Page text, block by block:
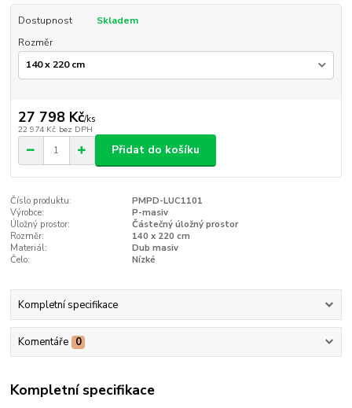
Dostupnost
Skladem
Rozměr
27 798 Kč/ks
22 974 Kč bez DPH
Přidat do košíku
Číslo produktu:
PMPD-LUC1101
Výrobce:
P-masiv
Úložný prostor:
Částečný úložný prostor
Rozměr:
140 x 220 cm
Materiál:
Dub masiv
Čelo:
Nízké
Kompletní specifikace
Komentáře 0
Kompletní specifikace